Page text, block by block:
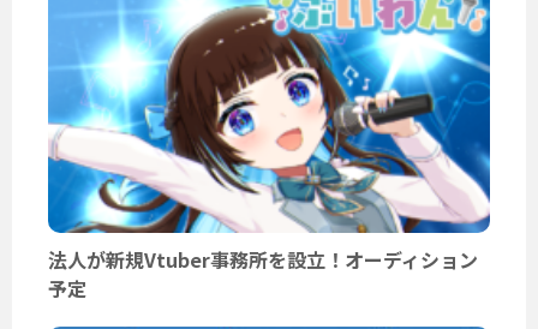
法人が新規Vtuber事務所を設立！オーディション
予定